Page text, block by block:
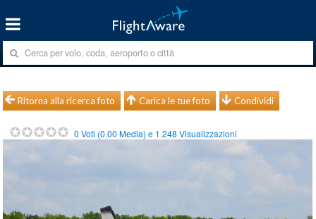
Ritorna alla ricerca foto Carica le tue foto Condividi
0 Voti (0.00 Media) e 1.248 Visualizzazioni